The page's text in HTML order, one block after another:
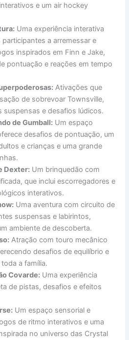
e um air hockey
Uma experiência interativa
a arremessar e
inspirados em Finn e Jake,
pontuação e reações em tempo
Ativações que
de sobrevoar Townsville,
suspensas e desafios lúdicos.
de Gumball: Um espaço
desafios de pontuação, um
e crianças e uma grande
Dexter: Um brinquedão com
que inclui escorregadores e
interativos.
Uma aventura com circuito de
suspensas e labirintos,
ambiente de descoberta.
Atração com touro mecânico
desafios de equilíbrio e
a família.
Covarde: Uma experiência
de pistas, desafios e efeitos
Um espaço sensorial e
de ritmo interativos e uma
no universo das Crystal